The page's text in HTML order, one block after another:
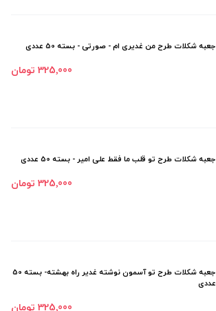
جعبه شکلات طرح من غدیری ام - صورتی - بسته 50 عددی
325٬000 تومان
جعبه شکلات طرح تو قلب ما فقط علی امیر - بسته 50 عددی
325٬000 تومان
جعبه شکلات طرح تو آسمون نوشته غدیر راه بهشته- بسته 50
عددی
325٬000 تومان